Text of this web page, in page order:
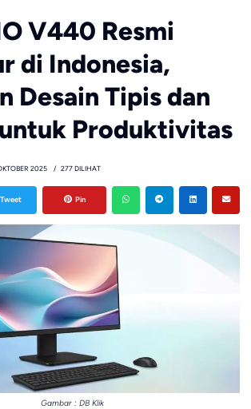
V440 Resmi
di Indonesia,
Desain Tipis dan
Produktivitas
2025 277 DILIHAT
Tweet Pin
Gambar : DB Klik